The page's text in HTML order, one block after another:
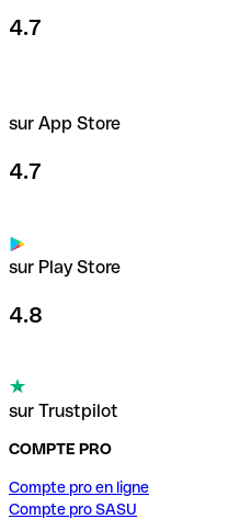
4.7
sur App Store
4.7
sur Play Store
4.8
sur Trustpilot
COMPTE PRO
Compte pro en ligne
Compte pro SASU